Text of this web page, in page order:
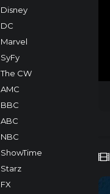
Disney
DC
Marvel
SyFy
The CW
AMC
BBC
ABC
NBC
ShowTime
Starz
FX